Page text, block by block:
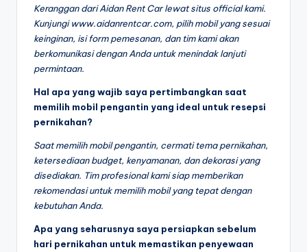
Keranggan dari Aidan Rent Car lewat situs official kami.
Kunjungi www.aidanrentcar.com, pilih mobil yang sesuai
keinginan, isi form pemesanan, dan tim kami akan
berkomunikasi dengan Anda untuk menindak lanjuti
permintaan.
Hal apa yang wajib saya pertimbangkan saat
memilih mobil pengantin yang ideal untuk resepsi
pernikahan?
Saat memilih mobil pengantin, cermati tema pernikahan,
ketersediaan budget, kenyamanan, dan dekorasi yang
disediakan. Tim profesional kami siap memberikan
rekomendasi untuk memilih mobil yang tepat dengan
kebutuhan Anda.
Apa yang seharusnya saya persiapkan sebelum
hari pernikahan untuk memastikan penyewaan